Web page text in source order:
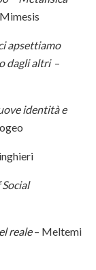
apsettiamo
dagli altri –
identità e
Social
reale– Meltemi